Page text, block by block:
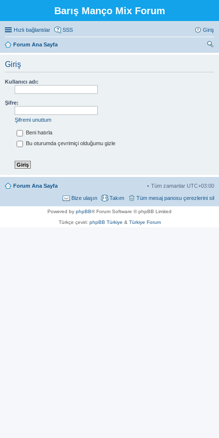
Barış Manço Mix Forum
Hızlı bağlantılar SSS Giriş
Forum Ana Sayfa
Giriş
Kullanıcı adı:
Şifre:
Şifremi unuttum
Beni hatırla
Bu oturumda çevrimiçi olduğumu gizle
Forum Ana Sayfa Tüm zamanlar UTC+03:00
Tüm mesaj panosu çerezlerini sil
Takım
Bize ulaşın
Powered by phpBB® Forum Software © phpBB Limited
Türkçe çeviri: phpBB Türkiye & Türkiye Forum